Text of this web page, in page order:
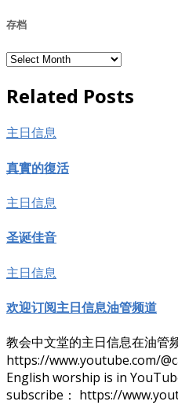
存档
存
Related Posts
主日信息
真實的復活
主日信息
圣诞佳音
主日信息
欢迎订阅主日信息油管频道
教会中文堂的主日信息在油管
https://www.youtube.com/
English worship is in
subscribe： https://